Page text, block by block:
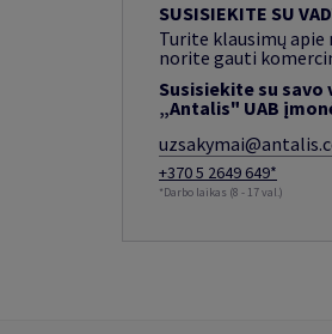
SUSISIEKITE SU
Turite klausimų apie
norite gauti
Susisiekite su savo
„Antalis" UAB
+370 5 2649 649*
*Darbo laikas (8 - 17 val.)